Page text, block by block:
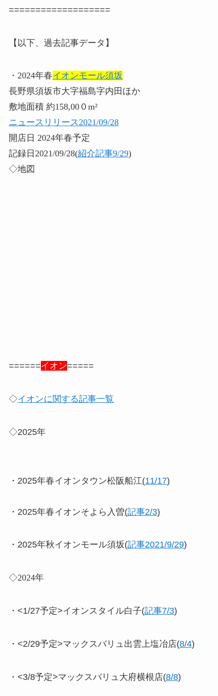
===================
【以下、過去記事データ】
・2024年春イオンモール須坂
長野県須坂市大字福島字内田ほか
敷地面積 約158,00０m²
ニュースリリース2021/09/28
開店日 2024年春予定
記録日2021/09/28(紹介記事9/29)
◇地図
======イオン=====
◇イオンに関する記事一覧
◇2025年
・2025年春イオンタウン松阪船江(11/17)
・2025年春イオンそよら入曽(記事2/3)
・2025年秋イオンモール須坂(記事2021/9/29)
◇2024年
・<1/27予定>イオンスタイル白子(記事7/3)
・<2/29予定>マックスバリュ出雲上塩冶店(8/4)
・<3/8予定>マックスバリュ大府横根店(8/8)